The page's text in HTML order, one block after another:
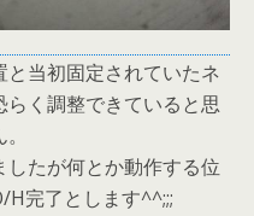
当初固定されていたネ
く調整できていると思
たが何とか動作する位
H完了とします^^;;;